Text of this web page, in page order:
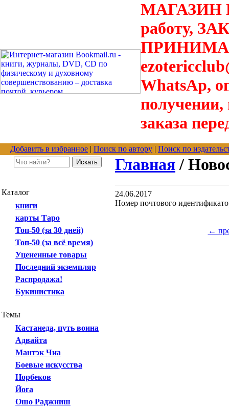
МАГАЗИН
работу,
WhatsAp,
получении,
заказа
Добавить в избранное | Поиск по автору | Поиск по
Каталог
книги
карты Таро
Топ-50 (за 30 дней)
Топ-50 (за всё время)
Уцененные товары
Последний экземпляр
Распродажа!
Букинистика
Темы
Кастанеда, путь воина
Адвайта
Мантэк Чиа
Боевые искусства
Норбеков
Йога
Ошо Раджниш
Главная /
24.06.2017
Номер почтового
←